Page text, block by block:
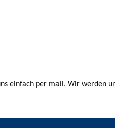
einfach per mail. Wir werden